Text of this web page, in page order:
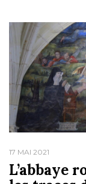
17 MAI 2021
L’abbaye